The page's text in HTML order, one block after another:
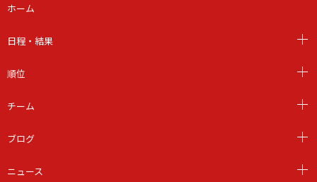
ホーム
日程・結果
順位
チーム
ブログ
ニュース